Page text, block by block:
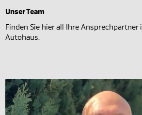
Unser Team
Finden Sie hier all Ihre Ansprechpartner
Autohaus.